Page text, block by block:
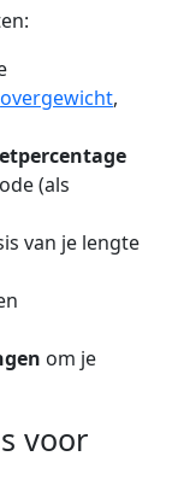
overgewicht,
(als
van je lengte
om je
voor